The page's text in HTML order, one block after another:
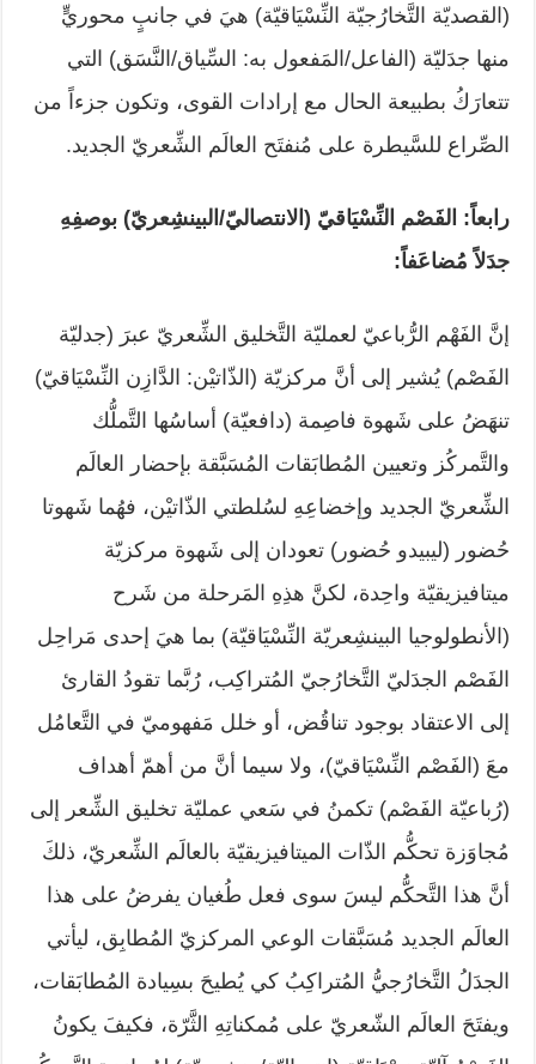
(القصديّة التَّخارُجيّة النِّسْيَاقيّة) هيَ في جانبٍ محوريٍّ
منها جدَليّة (الفاعل/المَفعول به: السِّياق/النَّسَق) التي
تتعارَكُ بطبيعة الحال مع إرادات القوى، وتكون جزءاً من
الصِّراع للسَّيطرة على مُنفتَح العالَم الشِّعريّ الجديد.
رابعاً: الفَصْم النِّسْيَاقيّ (الانتصاليّ/البينشِعريّ) بوصفِهِ
جدَلاً مُضاعَفاً:
إنَّ الفَهْم الرُّباعيّ لعمليّة التَّخليق الشِّعريّ عبرَ (جدليّة
الفَصْم) يُشير إلى أنَّ مركزيّة (الذّاتيْن: الدَّازِن النِّسْيَاقيّ)
تنهَضُ على شَهوة فاصِمة (دافعيّة) أساسُها التَّملُّك
والتَّمركُز وتعيين المُطابَقات المُسَبَّقة بإحضار العالَم
الشِّعريّ الجديد وإخضاعِهِ لسُلطتي الذّاتيْن، فهُما شَهوتا
حُضور (ليبيدو حُضور) تعودان إلى شَهوة مركزيّة
ميتافيزيقيّة واحِدة، لكنَّ هذِهِ المَرحلة من شَرح
(الأنطولوجيا البينشِعريّة النِّسْيَاقيّة) بما هيَ إحدى مَراحِل
الفَصْم الجدَليّ التَّخارُجيّ المُتراكِب، رُبَّما تقودُ القارئ
إلى الاعتقاد بوجود تناقُض، أو خلل مَفهوميّ في التَّعامُل
معَ (الفَصْم النِّسْيَاقيّ)، ولا سيما أنَّ من أهمّ أهداف
(رُباعيّة الفَصْم) تكمنُ في سَعي عمليّة تخليق الشِّعر إلى
مُجاوَزة تحكُّم الذّات الميتافيزيقيّة بالعالَم الشِّعريّ، ذلكَ
أنَّ هذا التَّحكُّم ليسَ سوى فعل طُغيان يفرضُ على هذا
العالَم الجديد مُسَبَّقات الوعي المركزيّ المُطابِق، ليأتي
الجدَلُ التَّخارُجيُّ المُتراكِبُ كي يُطيحَ بسِيادة المُطابَقات،
ويفتَحَ العالَم الشّعريّ على مُمكناتِهِ الثَّرّة، فكيفَ يكونُ